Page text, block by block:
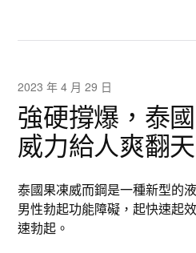
2023 年 4 月 29 日
強硬撐爆，泰
威力給人爽翻天
泰國果凍威而鋼是一種新型的
男性勃起功能障礙，起快速起
速勃起。